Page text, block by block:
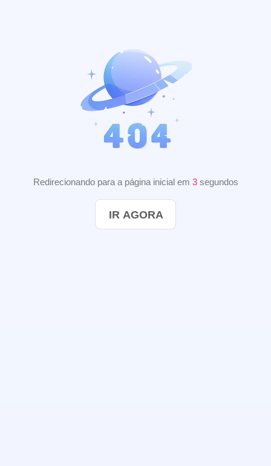
Redirecionando para a página inicial em 2segundos
IR AGORA